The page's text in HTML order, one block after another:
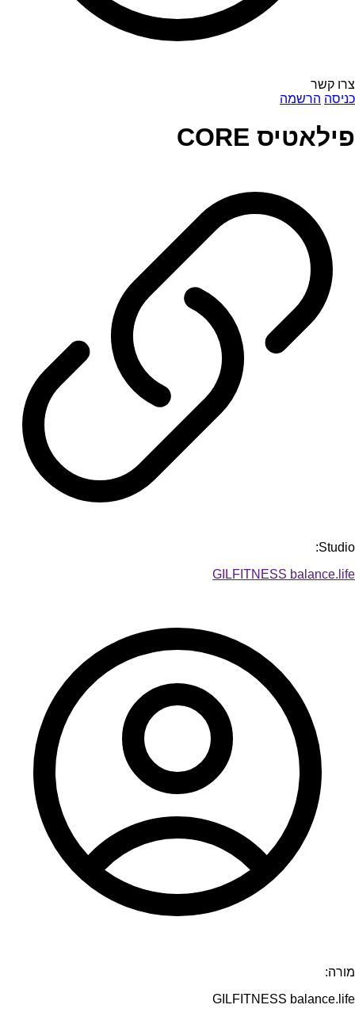
צרו קשר
כניסה הרשמה
פילאטיס CORE
Studio:
GILFITNESS balance.life
מורה:
GILFITNESS balance.life